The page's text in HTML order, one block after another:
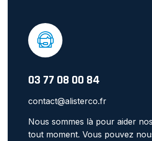
03 77 08 00 84
contact@alisterco.fr
Nous sommes là pour aider
tout moment. Vous pouvez